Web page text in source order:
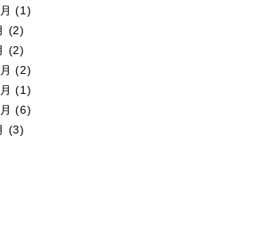
(1)
(2)
(2)
(2)
(1)
(6)
(3)